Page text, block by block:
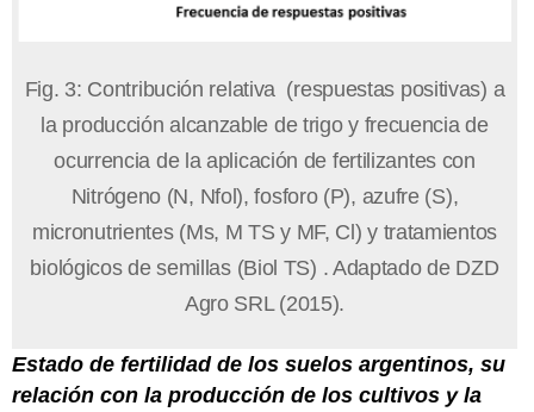
Fig. 3: Contribución relativa (respuestas positivas) a
la producción alcanzable de trigo y frecuencia de
ocurrencia de la aplicación de fertilizantes con
Nitrógeno (N, Nfol), fosforo (P), azufre (S),
micronutrientes (Ms, M TS y MF, Cl) y tratamientos
biológicos de semillas (Biol TS) . Adaptado de DZD
Agro SRL (2015).
Estado de fertilidad de los suelos argentinos, su
relación con la producción de los cultivos y la